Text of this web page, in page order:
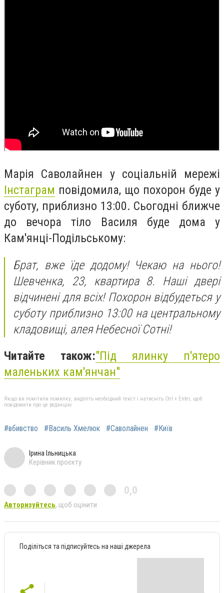
Марія Саволайнен у соціальній мережі
Інстаграм повідомила, що похорон буде у
суботу, приблизно 13:00. Сьогодні ближче
до вечора тіло Василя буде дома у
Кам'янці-Подільському:
Брат, вже їде додому! Чекаю на нього!
Шевченка, 23, квартира 8. Наші двері
відчинені для всіх! Похорон відбудеться у
суботу приблизно 13:00 на центральному
кладовищі, алея Небесної Сотні!
Читайте також:"Під ялинку п'ятеро
маленьких кам'янчан"
Якщо ви помітили помилку, виділіть необхідний текст і натисніть Ctrl + Enter, щоб
повідомити про це редакцію
#вбивство #Василь Хмелюк #Саволайнен #Київ
Ірина Ільницька
Керівник проєкту
0,0
Авторизуйтесь, щоб оцінити
Поділіться та підписуйтесь на наші джерела